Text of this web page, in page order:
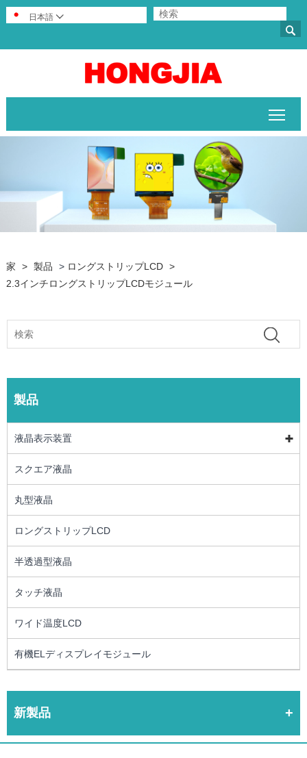

日本語 
家 > 製品 > ロングストリップLCD >
2.3インチロングストリップLCDモジュール
製品
液晶表示装置
スクエア液晶
丸型液晶
ロングストリップLCD
半透過型液晶
タッチ液晶
ワイド温度LCD
有機ELディスプレイモジュール
新製品